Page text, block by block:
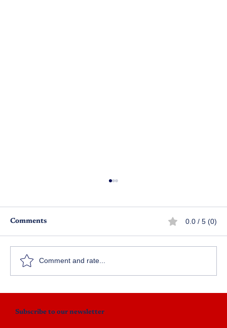
నేను ప్రేమిస్తున్నాను - ఎపిసోడ్ 5
Comments 0.0 / 5 (0)
Comment and rate...
Subscribe to our newsletter